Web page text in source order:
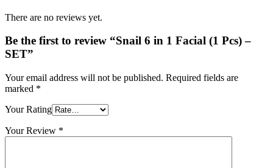
There are no reviews yet.
Be the first to review “Snail 6 in 1 Facial (1 Pcs) –
SET”
Your email address will not be published. Required fields are
marked *
Your Rating
Your Review *